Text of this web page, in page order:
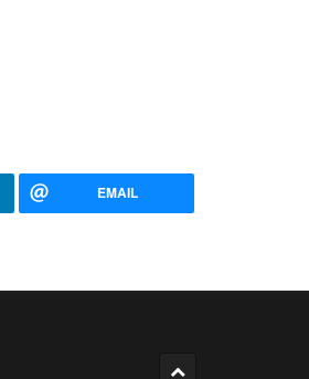
EMAIL